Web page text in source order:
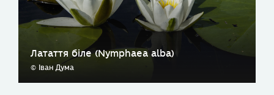
Латаття біле (Nymphaea alba)
© Іван Дума